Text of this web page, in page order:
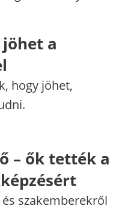
a
hogy jöhet,
– ők tették a
szakemberekről